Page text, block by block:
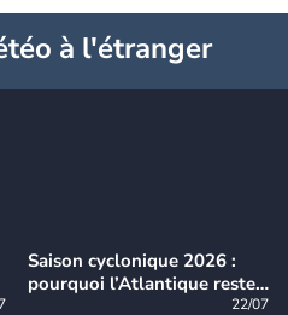
à l'étranger
Saison cyclonique 2026 :
pourquoi l’Atlantique reste
22/07